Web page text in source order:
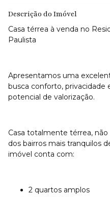
Descrição do Imóvel
Casa térrea à venda no
Paulista
Apresentamos uma
busca conforto,
potencial de valorização.
Casa totalmente térrea,
dos bairros mais tranquilos
imóvel conta com:
2 quartos amplos